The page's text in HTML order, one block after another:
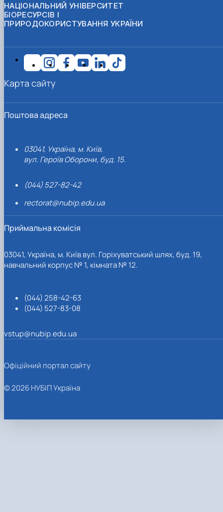
НАЦІОНАЛЬНИЙ УНІВЕРСИТЕТ
БІОРЕСУРСІВ І
ПРИРОДОКОРИСТУВАННЯ УКРАЇНИ
Поштова адреса
03041, Україна, м. Київ,
вул. Героїв Оборони, буд. 15.
(044) 527-82-42
rectorat@nubip.edu.ua
Приймальна комісія
03041, Україна, м. Київ вул. Горіхуватський шлях, буд. 19,
навчальний корпус № 1, кімната № 12.
(044) 258-42-63
(044) 527-83-08
vstup@nubip.edu.ua
Карта сайту
Офіційний портал сайту
© 2026 НУБІП Україна